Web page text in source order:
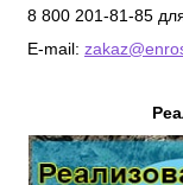
8 800 201-81-85
E-mail: